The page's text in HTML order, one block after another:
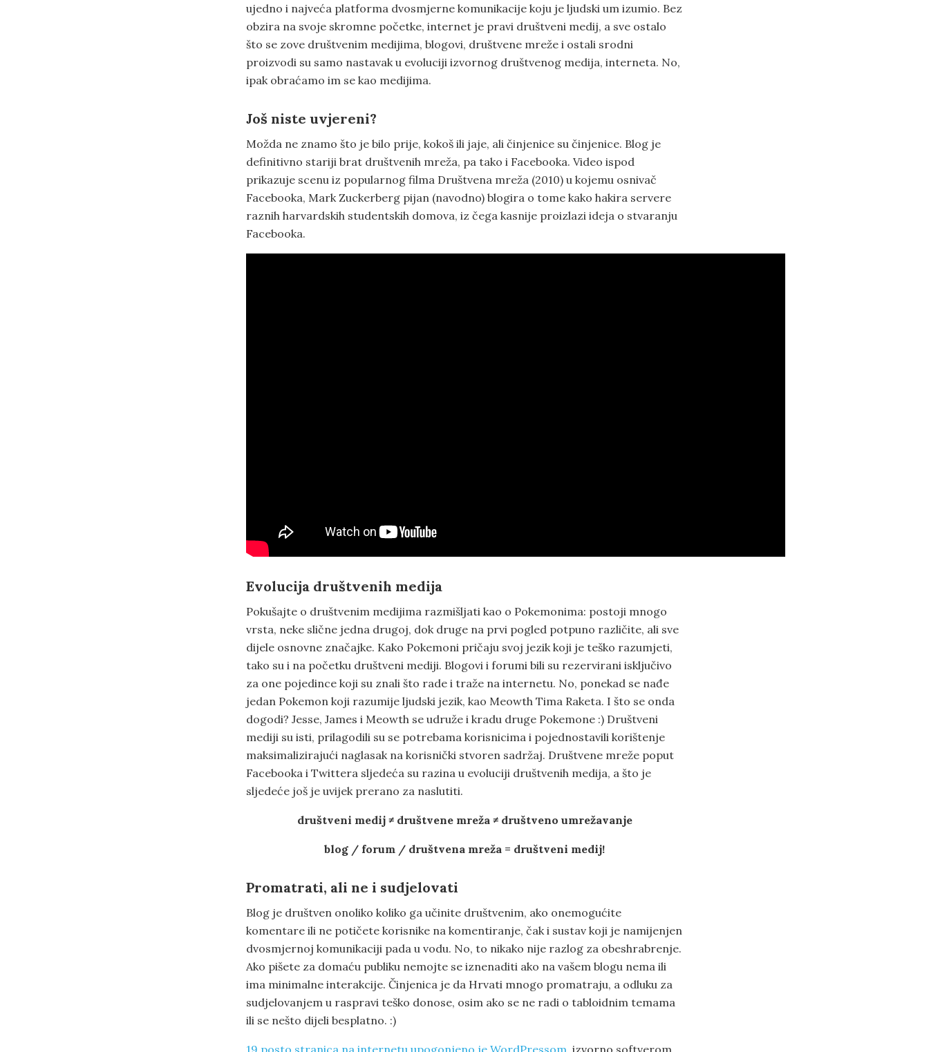
ujedno i najveća platforma dvosmjerne komunikacije koju je ljudski um izumio. Bez
obzira na svoje skromne početke, internet je pravi društveni medij, a sve ostalo
što se zove društvenim medijima, blogovi, društvene mreže i ostali srodni
proizvodi su samo nastavak u evoluciji izvornog društvenog medija, interneta. No,
ipak obraćamo im se kao medijima.
Još niste uvjereni?
Možda ne znamo što je bilo prije, kokoš ili jaje, ali činjenice su činjenice. Blog je
definitivno stariji brat društvenih mreža, pa tako i Facebooka. Video ispod
prikazuje scenu iz popularnog filma Društvena mreža (2010) u kojemu osnivač
Facebooka, Mark Zuckerberg pijan (navodno) blogira o tome kako hakira servere
raznih harvardskih studentskih domova, iz čega kasnije proizlazi ideja o stvaranju
Facebooka.
Evolucija društvenih medija
Pokušajte o društvenim medijima razmišljati kao o Pokemonima: postoji mnogo
vrsta, neke slične jedna drugoj, dok druge na prvi pogled potpuno različite, ali sve
dijele osnovne značajke. Kako Pokemoni pričaju svoj jezik koji je teško razumjeti,
tako su i na početku društveni mediji. Blogovi i forumi bili su rezervirani isključivo
za one pojedince koji su znali što rade i traže na internetu. No, ponekad se nađe
jedan Pokemon koji razumije ljudski jezik, kao Meowth Tima Raketa. I što se onda
dogodi? Jesse, James i Meowth se udruže i kradu druge Pokemone :) Društveni
mediji su isti, prilagodili su se potrebama korisnicima i pojednostavili korištenje
maksimalizirajući naglasak na korisnički stvoren sadržaj. Društvene mreže poput
Facebooka i Twittera sljedeća su razina u evoluciji društvenih medija, a što je
sljedeće još je uvijek prerano za naslutiti.
društveni medij ≠ društvene mreža ≠ društveno umrežavanje
blog / forum / društvena mreža = društveni medij!
Promatrati, ali ne i sudjelovati
Blog je društven onoliko koliko ga učinite društvenim, ako onemogućite
komentare ili ne potičete korisnike na komentiranje, čak i sustav koji je namijenjen
dvosmjernoj komunikaciji pada u vodu. No, to nikako nije razlog za obeshrabrenje.
Ako pišete za domaću publiku nemojte se iznenaditi ako na vašem blogu nema ili
ima minimalne interakcije. Činjenica je da Hrvati mnogo promatraju, a odluku za
sudjelovanjem u raspravi teško donose, osim ako se ne radi o tabloidnim temama
ili se nešto dijeli besplatno. :)
19 posto stranica na internetu upogonjeno je WordPressom , izvorno softverom